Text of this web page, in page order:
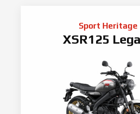
Sport Heritage
XSR125